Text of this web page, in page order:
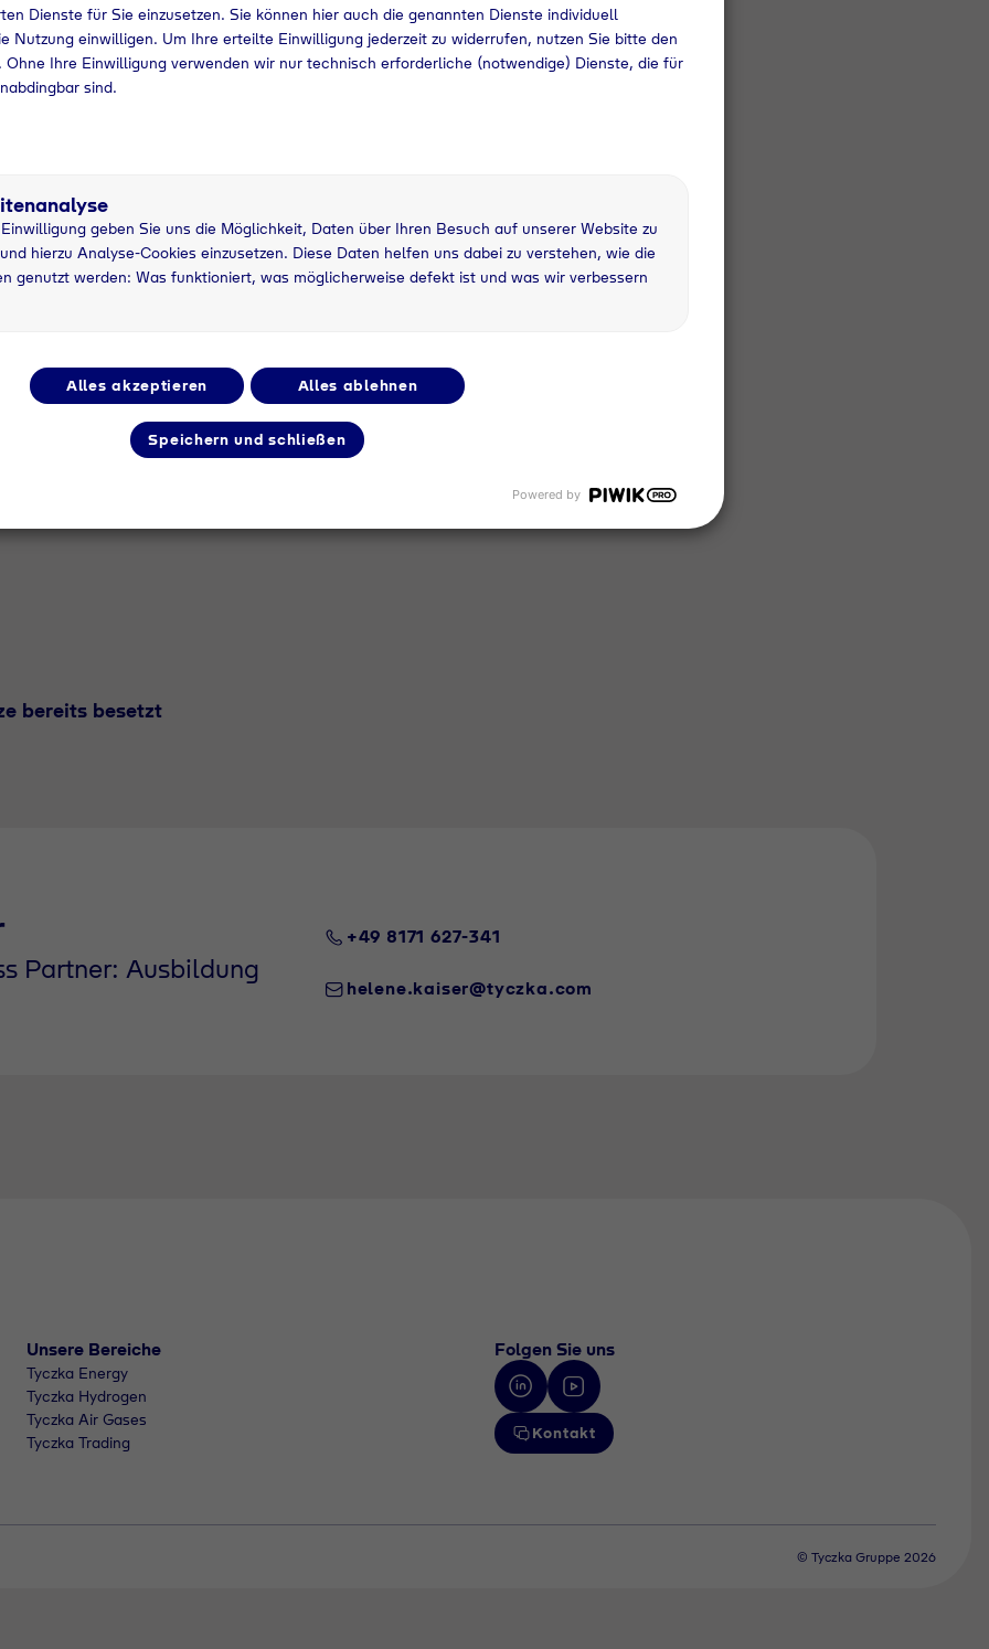
(m/w/d):
Software kennen
zu komplexen Systemen
und Durchführen von Tests
und Kommunikationslösungen
für die Bedienung der Systeme ausarbeiten
möchtest.
in Teams.
Personen.
selbstverständlich.
bereits besetzt
Partner: Ausbildung
+49 8171 627-341
helene.kaiser@tyczka.com
Unsere Bereiche
Tyczka Energy
Tyczka Hydrogen
Tyczka Air Gases
Tyczka Trading
Folgen Sie uns
Kontakt
© Tyczka Gruppe 2026
Dienste für Sie einzusetzen. Sie können hier auch die genannten Dienste individuell
Nutzung einwilligen. Um Ihre erteilte Einwilligung jederzeit zu widerrufen, nutzen Sie bitte den
Ohne Ihre Einwilligung verwenden wir nur technisch erforderliche (notwendige) Dienste, die für
sind.
geben Sie uns die Möglichkeit, Daten über Ihren Besuch auf unserer Website zu
hierzu Analyse-Cookies einzusetzen. Diese Daten helfen uns dabei zu verstehen, wie die
genutzt werden: Was funktioniert, was möglicherweise defekt ist und was wir verbessern
Alles akzeptieren Alles ablehnen
Speichern und schließen
Powered by